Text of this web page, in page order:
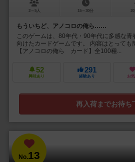
2～5人 15～30分 20
もういちど、アノコロの俺ら……
このゲームは、80年代・90年代に多感な
向けたカードゲームです。 内容はとっても
【アノコロの俺ら カード】全100種...
52
興味あり
291
経験あり お
再入荷までお待ち
No.13